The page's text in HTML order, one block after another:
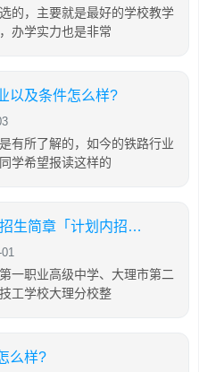
的，主要就是最好的学校教学
办学实力也是非常
以及条件怎么样?
有所了解的，如今的铁路行业
学希望报读这样的
2026年大理市中等职业学校招生简章「计划内招生」
一职业高级中学、大理市第二
工学校大理分校整
么样?